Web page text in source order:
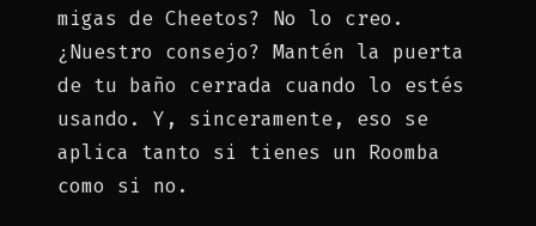
migas de Cheetos? No lo creo.
¿Nuestro consejo? Mantén la puerta
de tu baño cerrada cuando lo estés
usando. Y, sinceramente, eso se
aplica tanto si tienes un Roomba
como si no.